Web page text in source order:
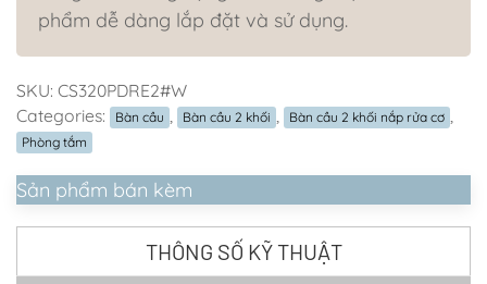
phẩm dễ dàng lắp đặt và sử dụng.
SKU: CS320PDRE2#W
Categories:
Bàn cầu Bàn cầu 2 khối Bàn cầu 2 khối nắp rửa cơ
Phòng tắm
Sản phẩm bán kèm
THÔNG SỐ KỸ THUẬT